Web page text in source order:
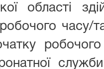
області
часу/